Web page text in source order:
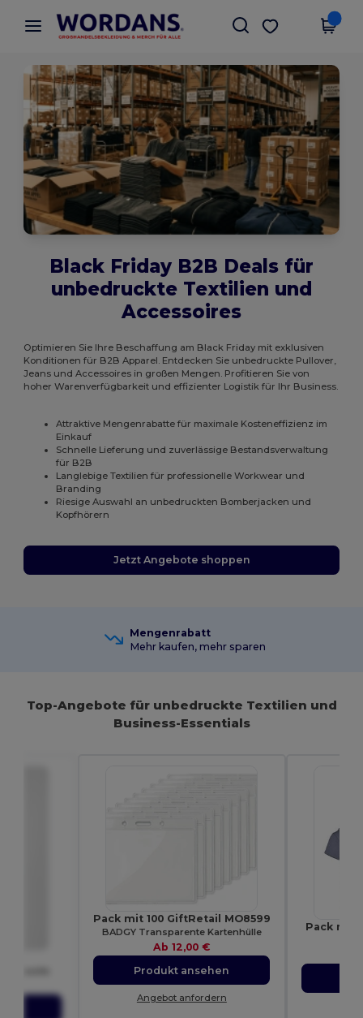
× Wordans App
Bessere Preise in der App!
App holen
Black Friday B2B Deals für
unbedruckte Textilien und
Accessoires
Optimieren Sie Ihre Beschaffung am Black Friday mit exklusiven
Konditionen für B2B Apparel. Entdecken Sie unbedruckte Pullover,
Jeans und Accessoires in großen Mengen. Profitieren Sie von
hoher Warenverfügbarkeit und effizienter Logistik für Ihr Business.
Attraktive Mengenrabatte für maximale Kosteneffizienz im
Einkauf
Schnelle Lieferung und zuverlässige Bestandsverwaltung
für B2B
Langlebige Textilien für professionelle Workwear und
Branding
Riesige Auswahl an unbedruckten Bomberjacken und
Kopfhörern
Jetzt Angebote shoppen
Mengenrabatt
Mehr kaufen, mehr sparen
Top-Angebote für unbedruckte Textilien und
Business-Essentials
Pack mit 100 GiftRetail MO8599
BADGY Transparente Kartenhülle
Ab12,00 €
Produkt ansehen
Angebot anfordern
Pack mit